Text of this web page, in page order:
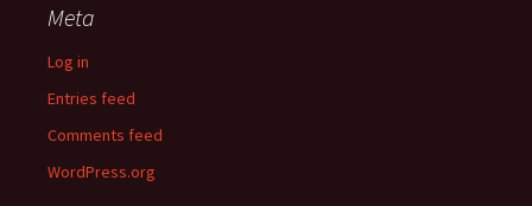
Meta
Log in
Entries feed
Comments feed
WordPress.org